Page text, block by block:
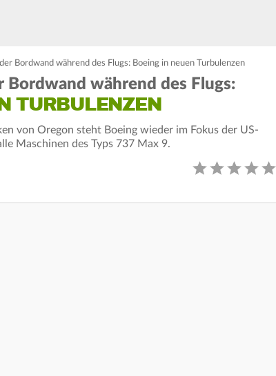
Bordwand während des Flugs: Boeing in neuen Turbulenzen
Bordwand während des Flugs:
TURBULENZEN
von Oregon steht Boeing wieder im Fokus der US-
Maschinen des Typs 737 Max 9.